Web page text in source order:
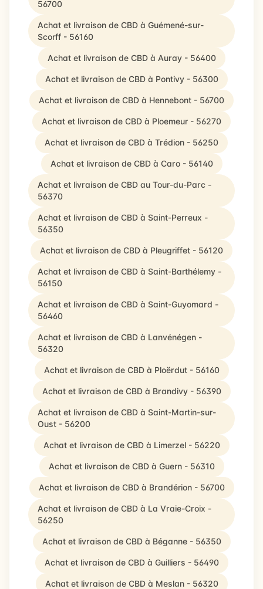
56700
Achat et livraison de CBD à Guémené-sur-
Scorff - 56160
Achat et livraison de CBD à Auray - 56400
Achat et livraison de CBD à Pontivy - 56300
Achat et livraison de CBD à Hennebont - 56700
Achat et livraison de CBD à Ploemeur - 56270
Achat et livraison de CBD à Trédion - 56250
Achat et livraison de CBD à Caro - 56140
Achat et livraison de CBD au Tour-du-Parc -
56370
Achat et livraison de CBD à Saint-Perreux -
56350
Achat et livraison de CBD à Pleugriffet - 56120
Achat et livraison de CBD à Saint-Barthélemy -
56150
Achat et livraison de CBD à Saint-Guyomard -
56460
Achat et livraison de CBD à Lanvénégen -
56320
Achat et livraison de CBD à Ploërdut - 56160
Achat et livraison de CBD à Brandivy - 56390
Achat et livraison de CBD à Saint-Martin-sur-
Oust - 56200
Achat et livraison de CBD à Limerzel - 56220
Achat et livraison de CBD à Guern - 56310
Achat et livraison de CBD à Brandérion - 56700
Achat et livraison de CBD à La Vraie-Croix -
56250
Achat et livraison de CBD à Béganne - 56350
Achat et livraison de CBD à Guilliers - 56490
Achat et livraison de CBD à Meslan - 56320